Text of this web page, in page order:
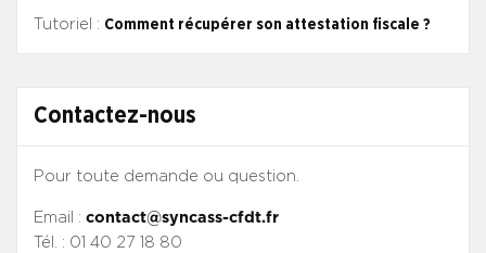
Tutoriel : Comment récupérer son attestation fiscale ?
Contactez-nous
Pour toute demande ou question.
Email : contact@syncass-cfdt.fr
Tél. : 01 40 27 18 80